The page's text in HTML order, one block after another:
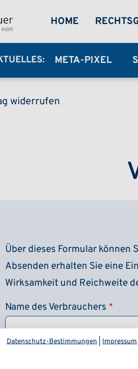
MEGA-
HOME
META-PIXEL
widerrufen
Über dieses Formular können
Absenden erhalten Sie eine
Wirksamkeit und Reichweite
Name des Verbrauchers
Datenschutz-Bestimmungen Impressum